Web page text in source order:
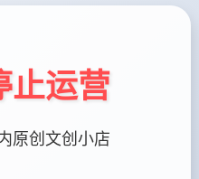
止运营
原创文创小店